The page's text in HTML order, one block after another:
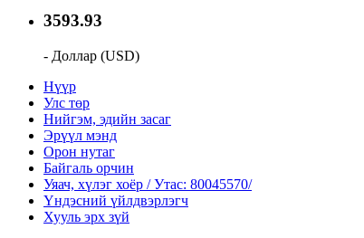
3593.93
- Доллар (USD)
Нүүр
Улс төр
Нийгэм, эдийн засаг
Эрүүл мэнд
Орон нутаг
Байгаль орчин
Уяач, хүлэг хоёр / Утас: 80045570/
Үндэсний үйлдвэрлэгч
Хууль эрх зүй